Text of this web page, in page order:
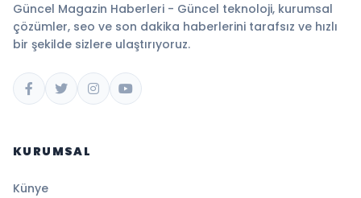
Güncel Magazin Haberleri - Güncel teknoloji, kurumsal
çözümler, seo ve son dakika haberlerini tarafsız ve hızlı
bir şekilde sizlere ulaştırıyoruz.
KURUMSAL
Künye